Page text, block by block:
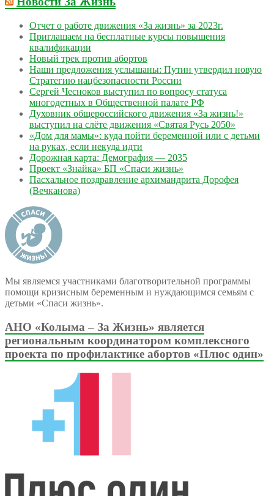
Отчет о работе движения «За жизнь» за 2023г.
Приглашаем на бесплатные курсы повышения
квалификации
Новый трек против абортов
Наши предложения услышаны: Путин утвердил новую
Стратегию нацбезопасности России
Сергей Чесноков выступил по вопросу статуса
многодетных в Общественной палате РФ
Духовник общероссийского движения «За жизнь!»
выступил на слёте движения «Святая Русь 2050»
«Дом для мамы»: куда пойти беременной или с детьми
на руках, если некуда идти
Дорожная карта: Демография — 2035
Проект «Знайка» БП «Спаси жизнь»
Пасхальное поздравление архимандрита Дорофея
(Вечканова)
Мы являемся участниками благотворительной программы
помощи кризисным беременным и нуждающимся семьям с
детьми «Спаси жизнь».
АНО «Колыма – За Жизнь» является
региональным координатором комплексного
проекта по профилактике абортов «Плюс один»